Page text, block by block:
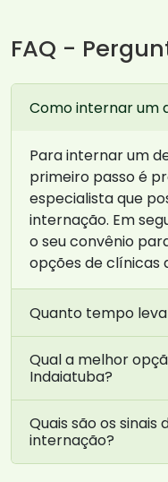
FAQ -
Como internar um
Para internar um
primeiro passo é
especialista que
internação. Em
o seu convênio
opções de clínicas
Quanto tempo
Qual a melhor
Indaiatuba?
Quais são os
internação?